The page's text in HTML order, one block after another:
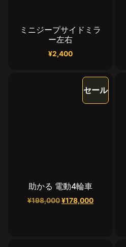
ミニジープサイドミラ
ー左右
¥2,400
セール
助かる 電動4輪車
¥198,000¥178,000